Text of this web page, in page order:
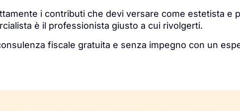
i contributi che devi versare come estetista e
è il professionista giusto a cui rivolgerti.
fiscale gratuita e senza impegno con un